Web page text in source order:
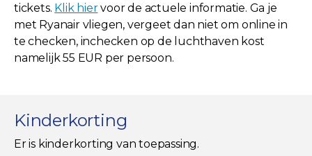
tickets. Klik hiervoor de actuele informatie. Ga je
met Ryanair vliegen, vergeet dan niet om online in
te checken, inchecken op de luchthaven kost
namelijk 55 EUR per persoon.
Kinderkorting
Er is kinderkorting van toepassing.